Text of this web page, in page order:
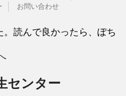
お問い合わせ
読んで良かったら、ぽち
センター